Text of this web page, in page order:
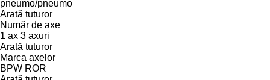
pneumo/pneumo
Arată tuturor
Număr de axe
1 ax 3 axuri
Arată tuturor
Marca axelor
BPW ROR